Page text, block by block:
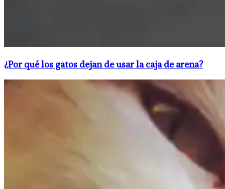
¿Por qué los gatos dejan de usar la caja de arena?